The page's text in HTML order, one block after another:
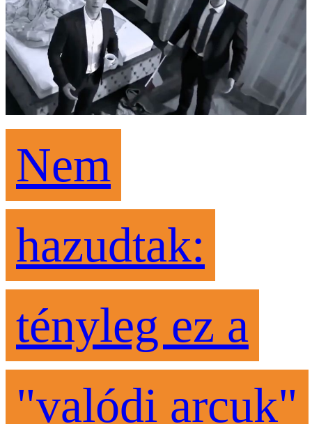
Nem
hazudtak:
tényleg ez a
"valódi arcuk"